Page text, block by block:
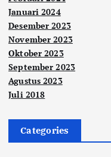
Januari 2024
Desember 2023
November 2023
Oktober 2023
September 2023
Agustus 2023
Juli 2018
Categories